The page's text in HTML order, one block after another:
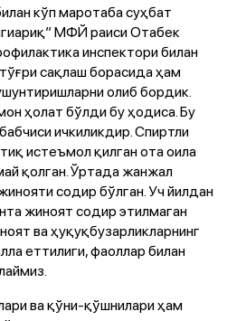
кўп маротаба суҳбат
МФЙ раиси Отабек
инспектори билан
сақлаш борасида ҳам
олиб бордик.
ҳолат бўлди бу ҳодиса. Бу
ичкиликдир. Спиртли
истеъмол қилган ота оила
қолган. Ўртада жанжал
содир бўлган. Уч йилдан
жиноят содир этилмаган
ва ҳуқуқбузарликларнинг
еттилиги, фаоллар билан
ва қўни-қўшнилари ҳам